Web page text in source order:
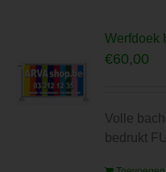
Werfdoek
€60,00
Volle
bedrukt